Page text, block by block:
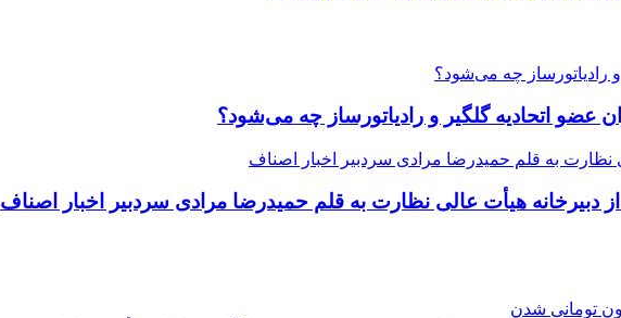
دبیرخانه هیأت عالی نظارت به قلم حمیدرضا مرادی سردبیر اخبار اصناف